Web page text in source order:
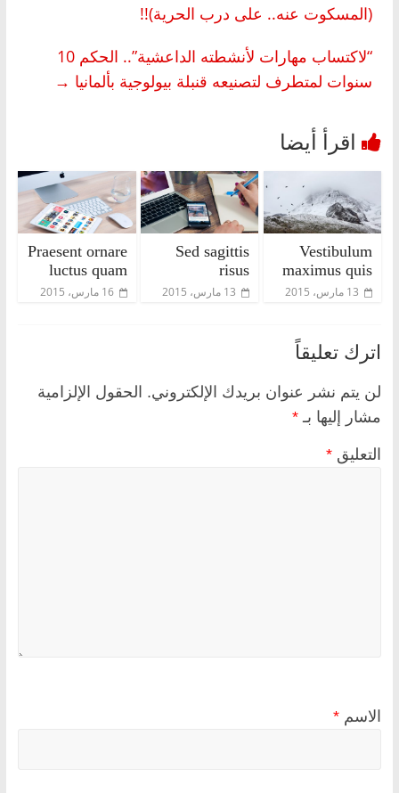
(المسكوت عنه.. على درب الحرية)!!
“لاكتساب مهارات لأنشطته الداعشية”.. الحكم 10
سنوات لمتطرف لتصنيعه قنبلة بيولوجية بألمانيا →
Vestibulum
maximus quis
13 مارس، 2015
Sed sagittis
risus
13 مارس، 2015
Praesent ornare
luctus quam
16 مارس، 2015
اترك تعليقاً
لن يتم نشر عنوان بريدك الإلكتروني. الحقول الإلزامية
مشار إليها بـ *
التعليق *
الاسم *